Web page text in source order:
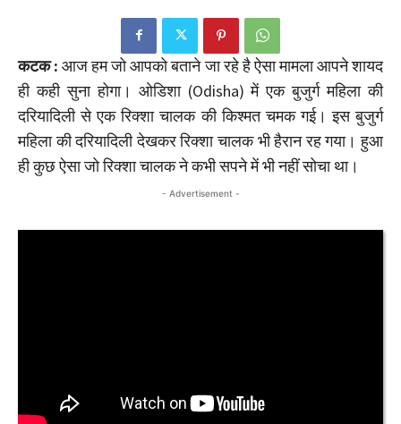
कटक : आज हम जो आपको बताने जा रहे है ऐसा मामला आपने शायद
ही कही सुना होगा। ओडिशा (Odisha) में एक बुजुर्ग महिला की
दरियादिली से एक रिक्शा चालक की किश्मत चमक गई। इस बुजुर्ग
महिला की दरियादिली देखकर रिक्शा चालक भी हैरान रह गया। हुआ
ही कुछ ऐसा जो रिक्शा चालक ने कभी सपने में भी नहीं सोचा था।
- Advertisement -